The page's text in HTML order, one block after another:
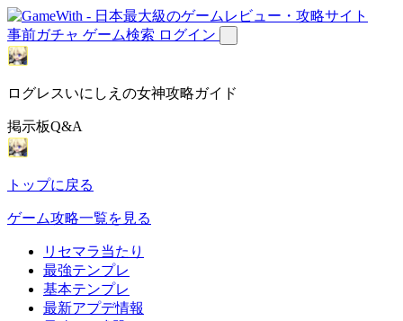
事前ガチャ ゲーム検索 ログイン
ログレスいにしえの女神攻略ガイド
掲示板Q&A
トップに戻る
ゲーム攻略一覧を見る
リセマラ当たり
最強テンプレ
基本テンプレ
最新アプデ情報